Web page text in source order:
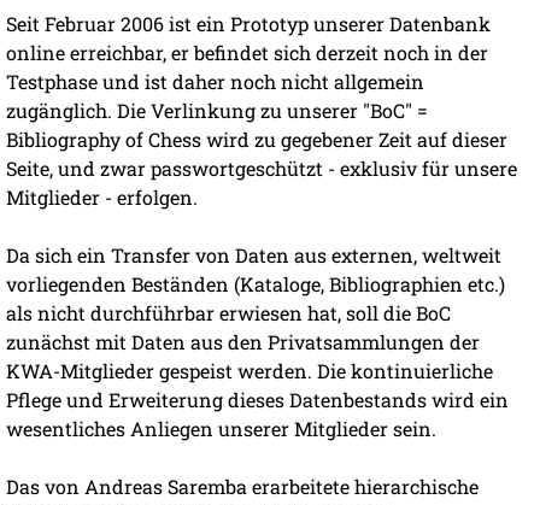
Seit Februar 2006 ist ein Prototyp unserer Datenbank
online erreichbar, er befindet sich derzeit noch in der
Testphase und ist daher noch nicht allgemein
zugänglich. Die Verlinkung zu unserer "BoC" =
Bibliography of Chess wird zu gegebener Zeit auf dieser
Seite, und zwar passwortgeschützt - exklusiv für unsere
Mitglieder - erfolgen.
Da sich ein Transfer von Daten aus externen, weltweit
vorliegenden Beständen (Kataloge, Bibliographien etc.)
als nicht durchführbar erwiesen hat, soll die BoC
zunächst mit Daten aus den Privatsammlungen der
KWA-Mitglieder gespeist werden. Die kontinuierliche
Pflege und Erweiterung dieses Datenbestands wird ein
wesentliches Anliegen unserer Mitglieder sein.
Das von Andreas Saremba erarbeitete hierarchische